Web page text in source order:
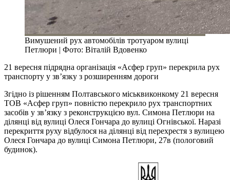
Вимушений рух автомобілів тротуаром вулиці
Петлюри | Фото: Віталій Вдовенко
21 вересня підрядна організація «Асфер груп» перекрила рух
транспорту у зв’язку з розширенням дороги
Згідно із рішенням Полтавського міськвиконкому 21 вересня
ТОВ «Асфер груп» повністю перекрило рух транспортних
засобів у зв’язку з реконструкцією вул. Симона Петлюри на
ділянці від вулиці Олеся Гончара до вулиці Огнівської. Наразі
перекриття руху відбулося на ділянці від перехрестя з вулицею
Олеся Гончара до вулиці Симона Петлюри, 27в (пологовий
будинок).